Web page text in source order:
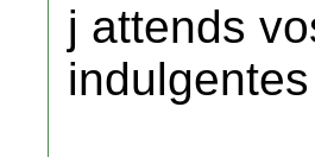
j attends